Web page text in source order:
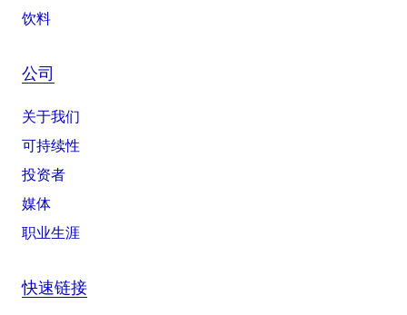
饮料
公司
关于我们
可持续性
投资者
媒体
职业生涯
快速链接